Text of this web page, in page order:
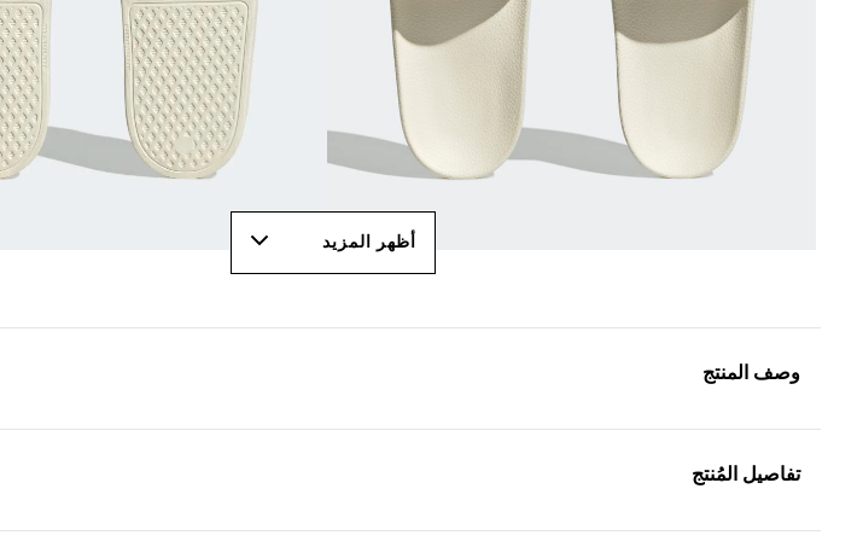
أظهر المزيد
وصف المنتج
تفاصيل المُنتج